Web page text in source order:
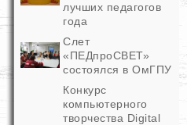
лучших педагогов
года
Слет
«ПЕДпроСВЕТ»
состоялся в ОмГПУ
Конкурс
компьютерного
творчества Digital